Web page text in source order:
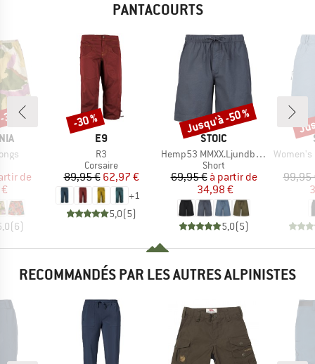
PANTACOURTS
réduit
de
(6)
%
MARQUE
E9
Article
R3
Product group
Corsaire
Prix
89,95 €Prix réduit
62,97 €
+1
5,0(5)
Remise
-30 %
MARQUE
STOIC
Article
Hemp53 MMXX.Ljundby Shorts
Product group
Short
Prix
69,95 € Prix réduit
à partir de
34,98 €
5,0(5)
Remise
Jusqu'à -50 %
Article
Women's
99,95
RECOMMANDÉS PAR LES AUTRES ALPINISTES